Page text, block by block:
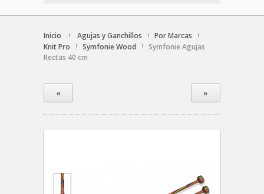
Inicio Agujas y Ganchillos
Por Marcas
Knit Pro
Symfonie Wood
Symfonie Agujas
Rectas 40 cm
« »